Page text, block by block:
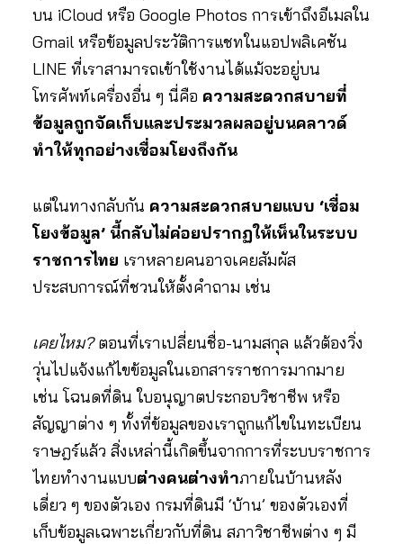
บน iCloud หรือ Google Photos การเข้าถึงอีเมลใน
Gmail หรือข้อมูลประวัติการแชทในแอปพลิเคชัน
LINE ที่เราสามารถเข้าใช้งานได้แม้จะอยู่บน
โทรศัพท์เครื่องอื่น ๆ นี่คือ ความสะดวกสบายที่
ข้อมูลถูกจัดเก็บและประมวลผลอยู่บนคลาวด์
ทำให้ทุกอย่างเชื่อมโยงถึงกัน
แต่ในทางกลับกัน ความสะดวกสบายแบบ ‘เชื่อม
โยงข้อมูล’ นี้กลับไม่ค่อยปรากฏให้เห็นในระบบ
ราชการไทย เราหลายคนอาจเคยสัมผัส
ประสบการณ์ที่ชวนให้ตั้งคำถาม เช่น
เคยไหม?ตอนที่เราเปลี่ยนชื่อ-นามสกุล แล้วต้องวิ่ง
วุ่นไปแจ้งแก้ไขข้อมูลในเอกสารราชการมากมาย
เช่น โฉนดที่ดิน ใบอนุญาตประกอบวิชาชีพ หรือ
สัญญาต่าง ๆ ทั้งที่ข้อมูลของเราถูกแก้ไขในทะเบียน
ราษฎร์แล้ว สิ่งเหล่านี้เกิดขึ้นจากการที่ระบบราชการ
ไทยทำงานแบบต่างคนต่างทำภายในบ้านหลัง
เดี่ยว ๆ ของตัวเอง กรมที่ดินมี ‘บ้าน’ ของตัวเองที่
เก็บข้อมูลเฉพาะเกี่ยวกับที่ดิน สภาวิชาชีพต่าง ๆ มี